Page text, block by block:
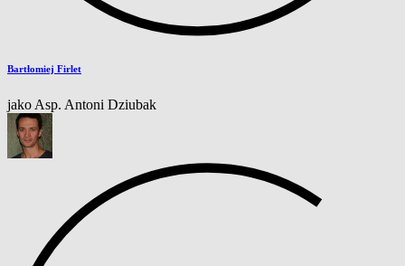
Bartłomiej Firlet
jako Asp. Antoni Dziubak